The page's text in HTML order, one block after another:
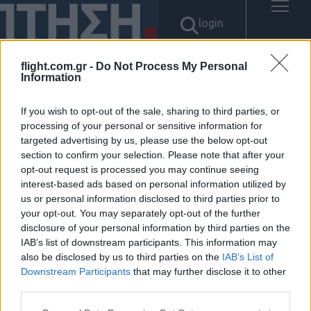
flight.com.gr - Do Not Process My Personal
Information
If you wish to opt-out of the sale, sharing to third parties, or
processing of your personal or sensitive information for
targeted advertising by us, please use the below opt-out
section to confirm your selection. Please note that after your
opt-out request is processed you may continue seeing
interest-based ads based on personal information utilized by
us or personal information disclosed to third parties prior to
your opt-out. You may separately opt-out of the further
disclosure of your personal information by third parties on the
IAB’s list of downstream participants. This information may
also be disclosed by us to third parties on the IAB’s List of
Downstream Participants that may further disclose it to other
login
Αποτελέσματα για: "텔레
@UPCOIN24♦➙문상매입이더
리움파는곳"
Δεν βρέθηκαν αποτελέσματα.
ΠΟΛΙΤΙΚΗ ΑΠΟΡΡΗΤΟΥ